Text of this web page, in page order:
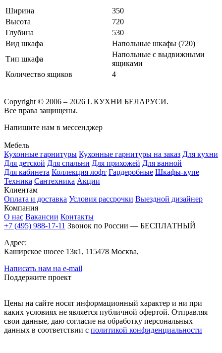
Ширина
350
Высота
720
Глубина
530
Вид шкафа
Напольные шкафы (720)
Тип шкафа
Напольные с выдвижными
ящиками
Количество ящиков
4
Copyright © 2006 – 2026 L КУХНИ БЕЛАРУСИ.
Все права защищены.
Напишите нам в мессенджер
Мебель
Кухонные гарнитуры Кухонные гарнитуры на заказ Для кухни
Для детской Для спальни Для прихожей Для ванной
Для кабинета Коллекция лофт Гардеробные Шкафы-купе
Техника Сантехника Акции
Клиентам
Оплата и доставка Условия рассрочки Выездной дизайнер
Компания
О нас Вакансии Контакты
+7 (495) 988-17-11 Звонок по России — БЕСПЛАТНЫЙ
Адрес:
Каширское шосее 13к1, 115478 Москва,
Написать нам на e-mail
Поддержите проект
Цены на сайте носят информационный характер и ни при
каких условиях не является публичной офертой. Отправляя
свои данные, даю согласие на обработку персональных
данных в соответствии с политикой конфиденциальности